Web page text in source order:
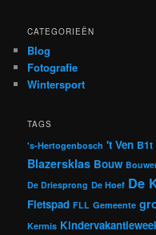
CATEGORIEËN
Blog
Fotografie
Wintersport
TAGS
's-Hertogenbosch 't Ven B1t
Blazersklas Bouw
De Driesprong De Hoef De
Fietspad FLL Gemeente
Kermis